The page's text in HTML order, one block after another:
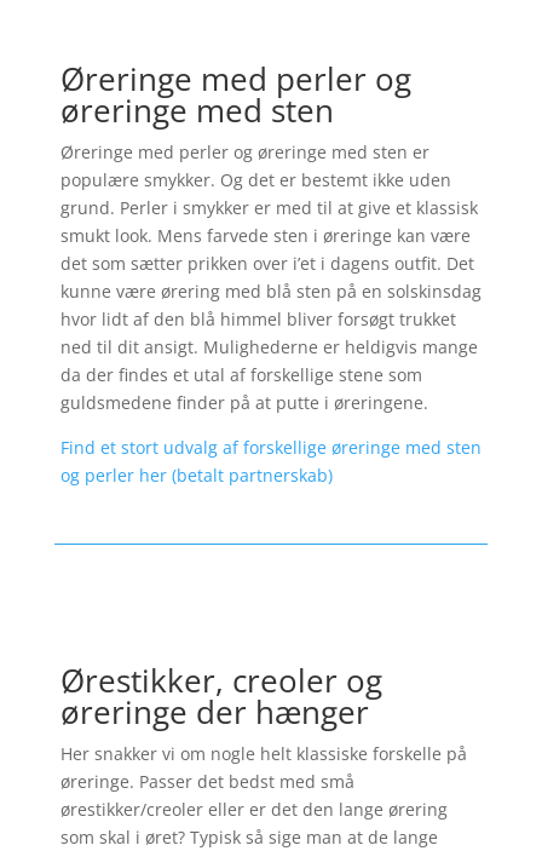
Øreringe med perler og
øreringe med sten
Øreringe med perler og øreringe med sten er
populære smykker. Og det er bestemt ikke uden
grund. Perler i smykker er med til at give et klassisk
smukt look. Mens farvede sten i øreringe kan være
det som sætter prikken over i’et i dagens outfit. Det
kunne være ørering med blå sten på en solskinsdag
hvor lidt af den blå himmel bliver forsøgt trukket
ned til dit ansigt. Mulighederne er heldigvis mange
da der findes et utal af forskellige stene som
guldsmedene finder på at putte i øreringene.
Find et stort udvalg af forskellige øreringe med sten
og perler her (betalt partnerskab)
Ørestikker, creoler og
øreringe der hænger
Her snakker vi om nogle helt klassiske forskelle på
øreringe. Passer det bedst med små
ørestikker/creoler eller er det den lange ørering
som skal i øret? Typisk så sige man at de lange